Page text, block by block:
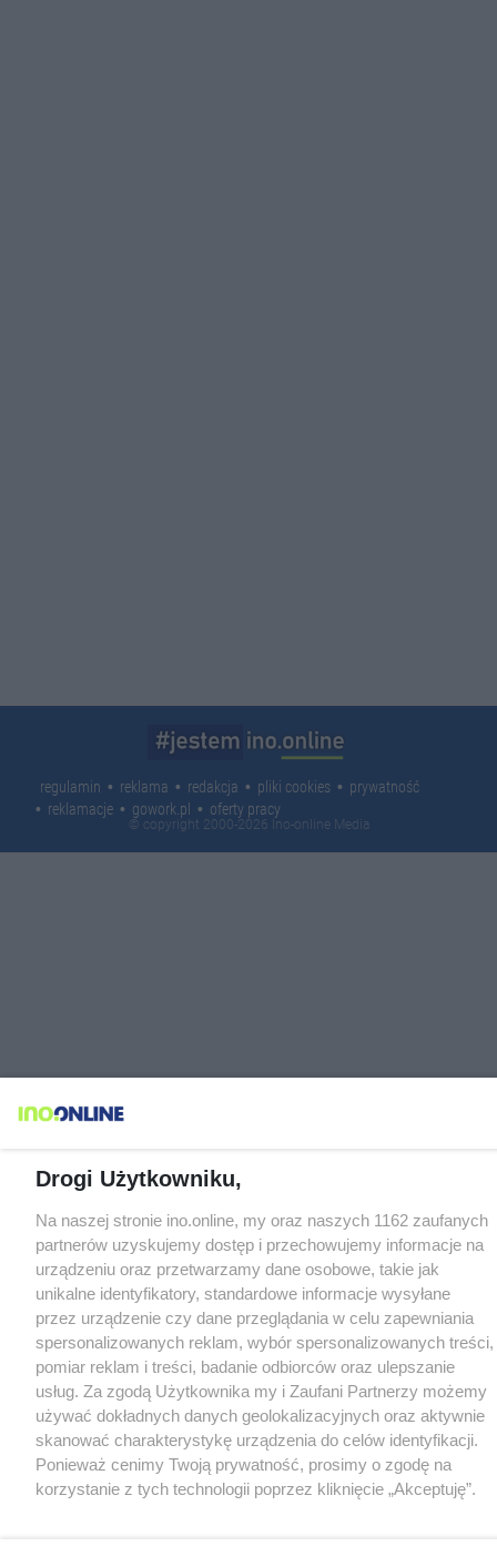
regulamin reklama redakcja pliki cookies
prywatność
reklamacje
gowork.pl oferty pracy
© copyright 2000-2026 Ino-online Media
Drogi Użytkowniku,
Na naszej stronie ino.online, my oraz naszych 1162 zaufanych
partnerów uzyskujemy dostęp i przechowujemy informacje na
urządzeniu oraz przetwarzamy dane osobowe, takie jak
unikalne identyfikatory, standardowe informacje wysyłane
przez urządzenie czy dane przeglądania w celu zapewniania
spersonalizowanych reklam, wybór spersonalizowanych treści,
pomiar reklam i treści, badanie odbiorców oraz ulepszanie
usług. Za zgodą Użytkownika my i Zaufani Partnerzy możemy
używać dokładnych danych geolokalizacyjnych oraz aktywnie
skanować charakterystykę urządzenia do celów identyfikacji.
Ponieważ cenimy Twoją prywatność, prosimy o zgodę na
korzystanie z tych technologii poprzez kliknięcie „Akceptuję”.